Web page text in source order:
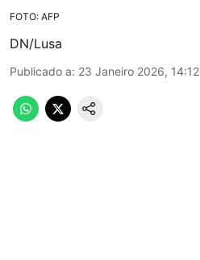
FOTO: AFP
DN/Lusa
Publicado a: 23 Janeiro 2026, 14:12